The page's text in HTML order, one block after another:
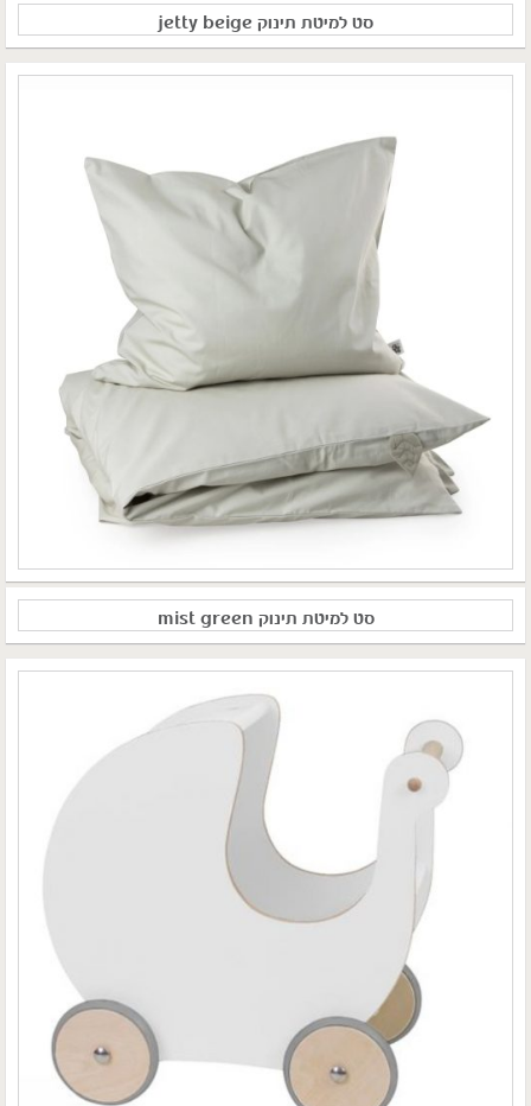
סט למיטת תינוק jetty beige
סט למיטת תינוק mist green